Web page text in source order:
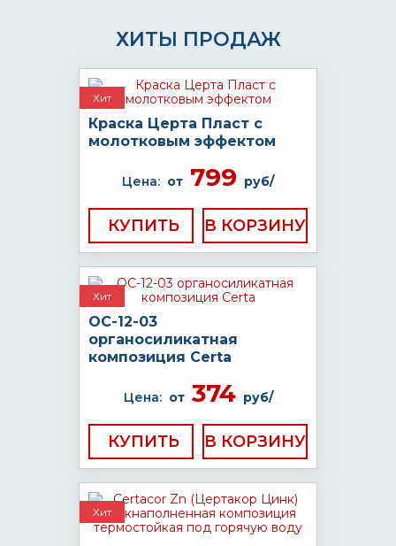
ХИТЫ ПРОДАЖ
Хит
Краска Церта Пласт с
молотковым эффектом
Цена: от 799 руб/
КУПИТЬ
Хит
ОС-12-03
органосиликатная
композиция Certa
Цена: от374 руб/
КУПИТЬ
Хит